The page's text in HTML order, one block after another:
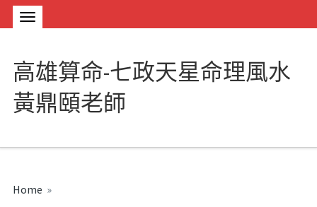
高雄算命-七政天星命理風水
黃鼎頤老師
Home »